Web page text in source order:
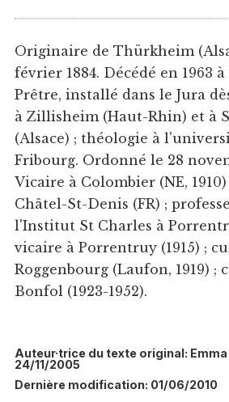
Originaire de Thürkheim
février 1884. Décédé en 1963
Prêtre, installé dans le Jura
à Zillisheim (Haut-Rhin) et à
(Alsace) ; théologie à
Fribourg. Ordonné le 28
Vicaire à Colombier (NE,
Châtel-St-Denis (FR) ;
l'Institut St Charles à
vicaire à Porrentruy (1915) ;
Roggenbourg (Laufon, 1919) ;
Bonfol (1923-1952).
Auteur·trice du texte original: Emma
24/11/2005
Dernière modification: 01/06/2010